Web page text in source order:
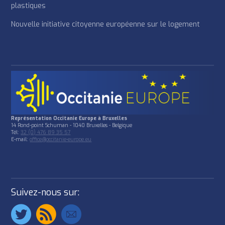
plastiques
Nouvelle initiative citoyenne européenne sur le logement
Représentation Occitanie Europe à Bruxelles
14 Rond-point Schuman - 1040 Bruxelles - Belgique
Tél:32 (0) 476 89 35 57
E-mail:office@occitanie-europe.eu
Suivez-nous sur: